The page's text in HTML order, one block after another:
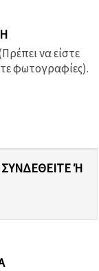
να είστε
φωτογραφίες).
Ή Ν